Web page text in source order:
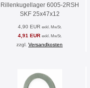
Rillenkugellager 6005-2RSH
SKF 25x47x12
4,90 EUR exkl. MwSt.
4,91 EUR exkl. MwSt.
zzgl. Versandkosten